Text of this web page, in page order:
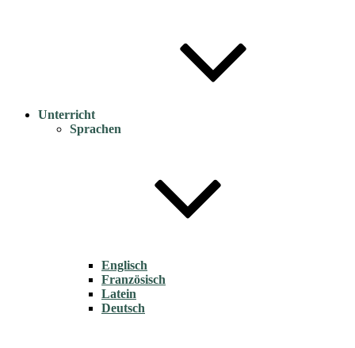
Unterricht
Sprachen
Englisch
Französisch
Latein
Deutsch